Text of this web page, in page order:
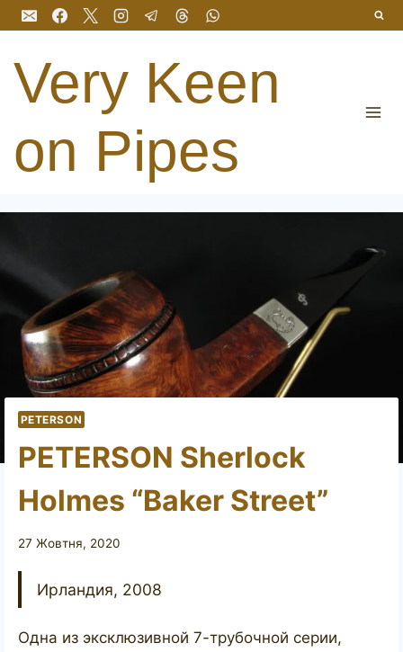
Перейти
до
вмісту
Very Keen
on Pipes
PETERSON
PETERSON Sherlock
Holmes “Baker Street”
27 Жовтня, 2020
Ирландия, 2008
Одна из эксклюзивной 7-трубочной серии,